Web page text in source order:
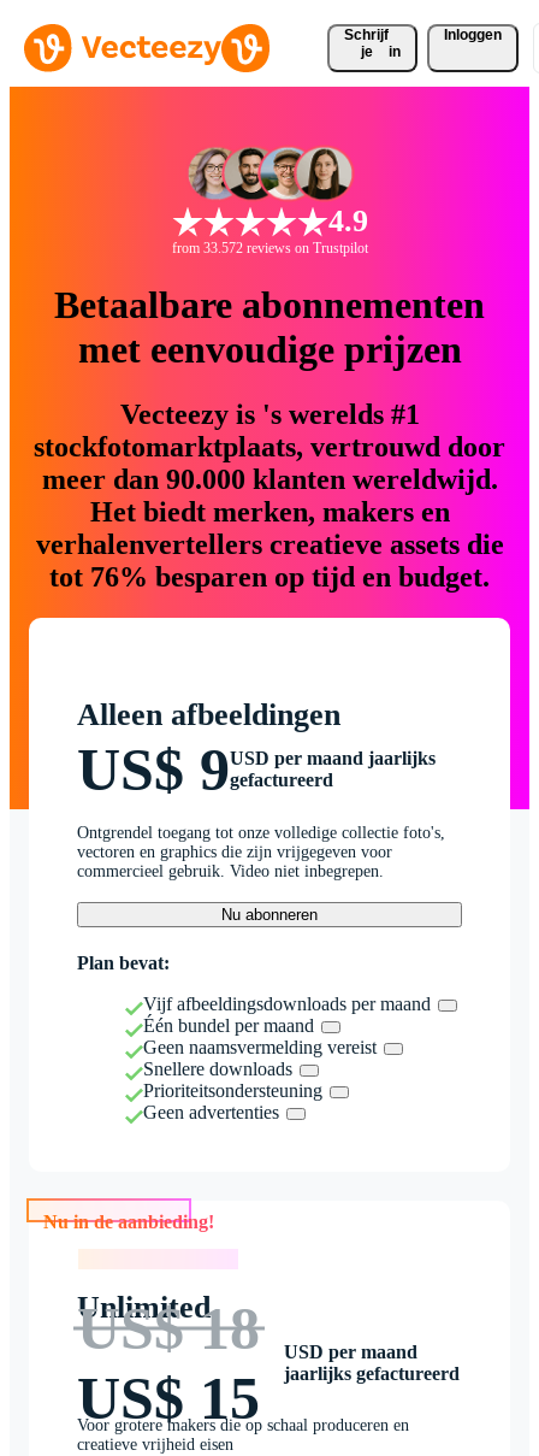
Schrijf
je
in
Inloggen
4.9
from 33.572 reviews on Trustpilot
Betaalbare abonnementen
met eenvoudige prijzen
Vecteezy is 's werelds #1
stockfotomarktplaats, vertrouwd door
meer dan 90.000 klanten wereldwijd.
Het biedt merken, makers en
verhalenvertellers creatieve assets die
tot 76% besparen op tijd en budget.
Alleen afbeeldingen
US$ 9USD per maand jaarlijks
gefactureerd
Ontgrendel toegang tot onze volledige collectie foto's,
vectoren en graphics die zijn vrijgegeven voor
commercieel gebruik. Video niet inbegrepen.
Nu abonneren
Plan bevat:
Vijf afbeeldingsdownloads per maand
Één bundel per maand
Geen naamsvermelding vereist
Snellere downloads
Prioriteitsondersteuning
Geen advertenties
Nu in de aanbieding!
Unlimited
US$ 18
US$ 15
USD per maand
jaarlijks gefactureerd
Voor grotere makers die op schaal produceren en
creatieve vrijheid eisen